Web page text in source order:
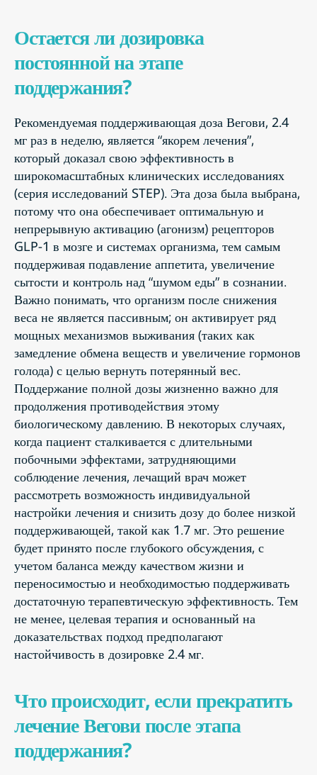
Остается ли дозировка
постоянной на этапе
поддержания?
Рекомендуемая поддерживающая доза Вегови, 2.4
мг раз в неделю, является “якорем лечения”,
который доказал свою эффективность в
широкомасштабных клинических исследованиях
(серия исследований STEP). Эта доза была выбрана,
потому что она обеспечивает оптимальную и
непрерывную активацию (агонизм) рецепторов
GLP-1 в мозге и системах организма, тем самым
поддерживая подавление аппетита, увеличение
сытости и контроль над “шумом еды” в сознании.
Важно понимать, что организм после снижения
веса не является пассивным; он активирует ряд
мощных механизмов выживания (таких как
замедление обмена веществ и увеличение гормонов
голода) с целью вернуть потерянный вес.
Поддержание полной дозы жизненно важно для
продолжения противодействия этому
биологическому давлению. В некоторых случаях,
когда пациент сталкивается с длительными
побочными эффектами, затрудняющими
соблюдение лечения, лечащий врач может
рассмотреть возможность индивидуальной
настройки лечения и снизить дозу до более низкой
поддерживающей, такой как 1.7 мг. Это решение
будет принято после глубокого обсуждения, с
учетом баланса между качеством жизни и
переносимостью и необходимостью поддерживать
достаточную терапевтическую эффективность. Тем
не менее, целевая терапия и основанный на
доказательствах подход предполагают
настойчивость в дозировке 2.4 мг.
Что происходит, если прекратить
лечение Вегови после этапа
поддержания?